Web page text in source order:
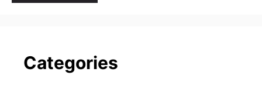
Categories